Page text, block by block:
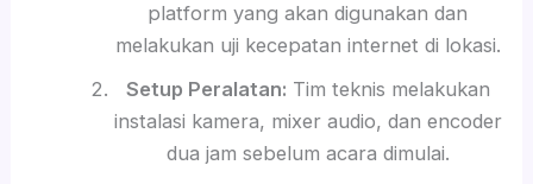
platform yang akan digunakan dan
melakukan uji kecepatan internet di lokasi.
Setup Peralatan: Tim teknis melakukan
instalasi kamera, mixer audio, dan encoder
dua jam sebelum acara dimulai.